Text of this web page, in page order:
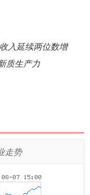
入延续两位数增
质生产力
走势